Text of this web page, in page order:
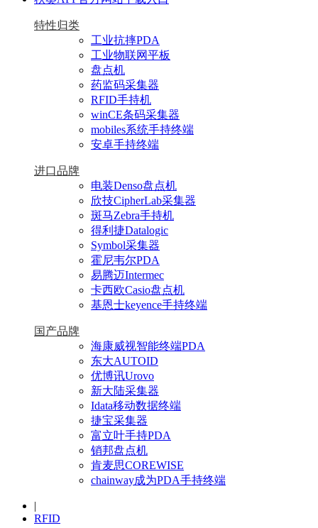
特性归类
工业抗摔PDA
工业物联网平板
盘点机
药监码采集器
RFID手持机
winCE条码采集器
mobiles系统手持终端
安卓手持终端
进口品牌
电装Denso盘点机
欣技CipherLab采集器
斑马Zebra手持机
得利捷Datalogic
Symbol采集器
霍尼韦尔PDA
易腾迈Intermec
卡西欧Casio盘点机
基恩士keyence手持终端
国产品牌
海康威视智能终端PDA
东大AUTOID
优博讯Urovo
新大陆采集器
Idata移动数据终端
捷宝采集器
富立叶手持PDA
销邦盘点机
肯麦思COREWISE
chainway成为PDA手持终端
|
RFID